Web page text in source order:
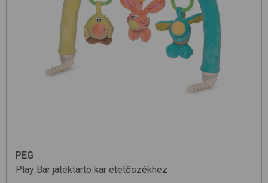
PEG
Play Bar játéktartó kar etetőszékhez